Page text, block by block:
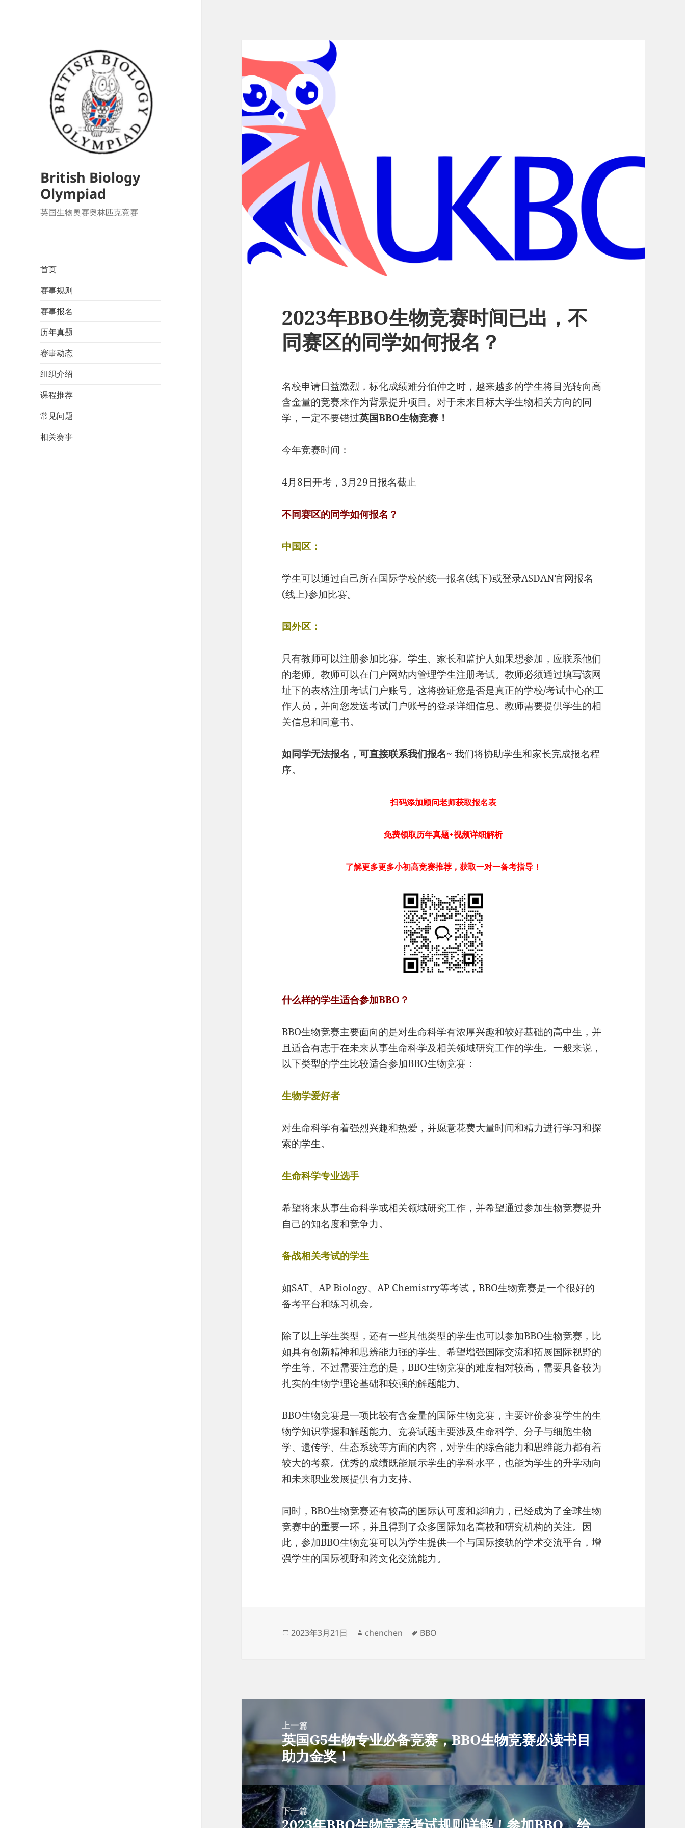
British Biology
Olympiad
英国生物奥赛奥林匹克竞赛
首页
赛事规则
赛事报名
历年真题
赛事动态
组织介绍
课程推荐
常见问题
相关赛事
2023年BBO生物竞赛时间已出，不
同赛区的同学如何报名？
名校申请日益激烈，标化成绩难分伯仲之时，越来越多的学生将目光转向高
含金量的竞赛来作为背景提升项目。对于未来目标大学生物相关方向的同
学，一定不要错过英国BBO生物竞赛！
今年竞赛时间：
4月8日开考，3月29日报名截止‍
不同赛区的同学如何报名？
中国区：
学生可以通过自己所在国际学校的统一报名(线下)或登录ASDAN官网报名
(线上)参加比赛。
国外区：
只有教师可以注册参加比赛。学生、家长和监护人如果想参加，应联系他们
的老师。教师可以在门户网站内管理学生注册考试。教师必须通过填写该网
址下的表格注册考试门户账号。这将验证您是否是真正的学校/考试中心的工
作人员，并向您发送考试门户账号的登录详细信息。教师需要提供学生的相
关信息和同意书。
如同学无法报名 ，可直接联系我们报名~ 我们将协助学生和家长完成报名程
序。
扫码添加顾问老师获取报名表
免费领取历年真题+视频详细解析
了解更多更多小初高竞赛推荐，获取一对一备考指导！
什么样的学生适合参加BBO？
BBO生物竞赛主要面向的是对生命科学有浓厚兴趣和较好基础的高中生，并
且适合有志于在未来从事生命科学及相关领域研究工作的学生。一般来说，
以下类型的学生比较适合参加BBO生物竞赛：
生物学爱好者
对生命科学有着强烈兴趣和热爱，并愿意花费大量时间和精力进行学习和探
索的学生。
生命科学专业选手
希望将来从事生命科学或相关领域研究工作，并希望通过参加生物竞赛提升
自己的知名度和竞争力。
备战相关考试的学生
如SAT、AP Biology、AP Chemistry等考试，BBO生物竞赛是一个很好的
备考平台和练习机会。
除了以上学生类型，还有一些其他类型的学生也可以参加BBO生物竞赛，比
如具有创新精神和思辨能力强的学生、希望增强国际交流和拓展国际视野的
学生等。不过需要注意的是，BBO生物竞赛的难度相对较高，需要具备较为
扎实的生物学理论基础和较强的解题能力。
BBO生物竞赛是一项比较有含金量的国际生物竞赛，主要评价参赛学生的生
物学知识掌握和解题能力。竞赛试题主要涉及生命科学、分子与细胞生物
学、遗传学、生态系统等方面的内容，对学生的综合能力和思维能力都有着
较大的考察。优秀的成绩既能展示学生的学科水平，也能为学生的升学动向
和未来职业发展提供有力支持。
同时，BBO生物竞赛还有较高的国际认可度和影响力，已经成为了全球生物
竞赛中的重要一环，并且得到了众多国际知名高校和研究机构的关注。因
此，参加BBO生物竞赛可以为学生提供一个与国际接轨的学术交流平台，增
强学生的国际视野和跨文化交流能力。
发
2023年3月21日
作
chenchen
标
BBO
章
导
航
上一篇
上
篇
文
章：
英国G5生物专业必备竞赛，BBO生物竞赛必读书目
助力金奖！
下一篇
下